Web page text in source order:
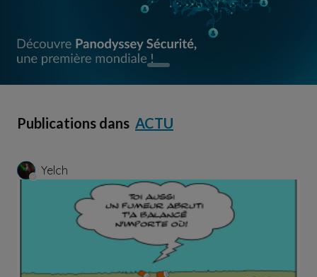
Publications dans ACTU
Yelch